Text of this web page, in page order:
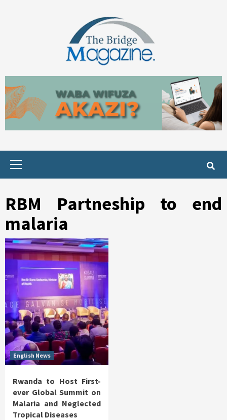
Primary
RBM Partneship to end
malaria
English News
Rwanda to Host First-
ever Global Summit on
Malaria and Neglected
Tropical Diseases